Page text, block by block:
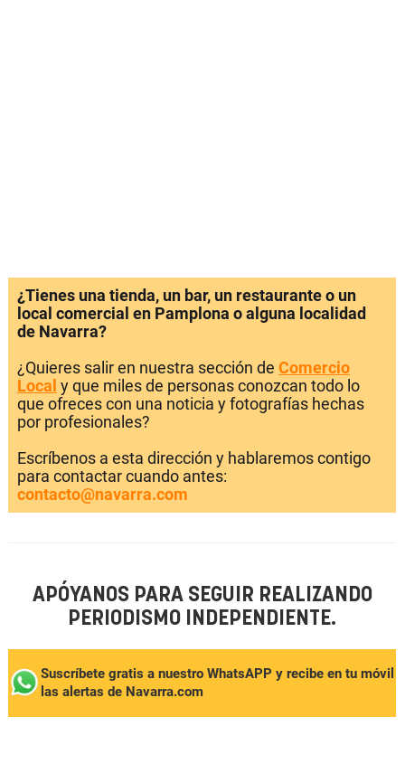
¿Tienes una tienda, un bar, un restaurante o un
local comercial en Pamplona o alguna localidad
de Navarra?
¿Quieres salir en nuestra sección de Comercio
Local y que miles de personas conozcan todo lo
que ofreces con una noticia y fotografías hechas
por profesionales?
Escríbenos a esta dirección y hablaremos contigo
para contactar cuando antes:
contacto@navarra.com
APÓYANOS PARA SEGUIR REALIZANDO
PERIODISMO INDEPENDIENTE.
Suscríbete gratis a nuestro WhatsAPP y recibe en tu móvil
las alertas de Navarra.com